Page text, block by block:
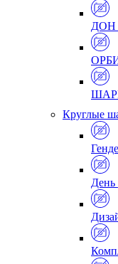
ДОН
Круглые
День